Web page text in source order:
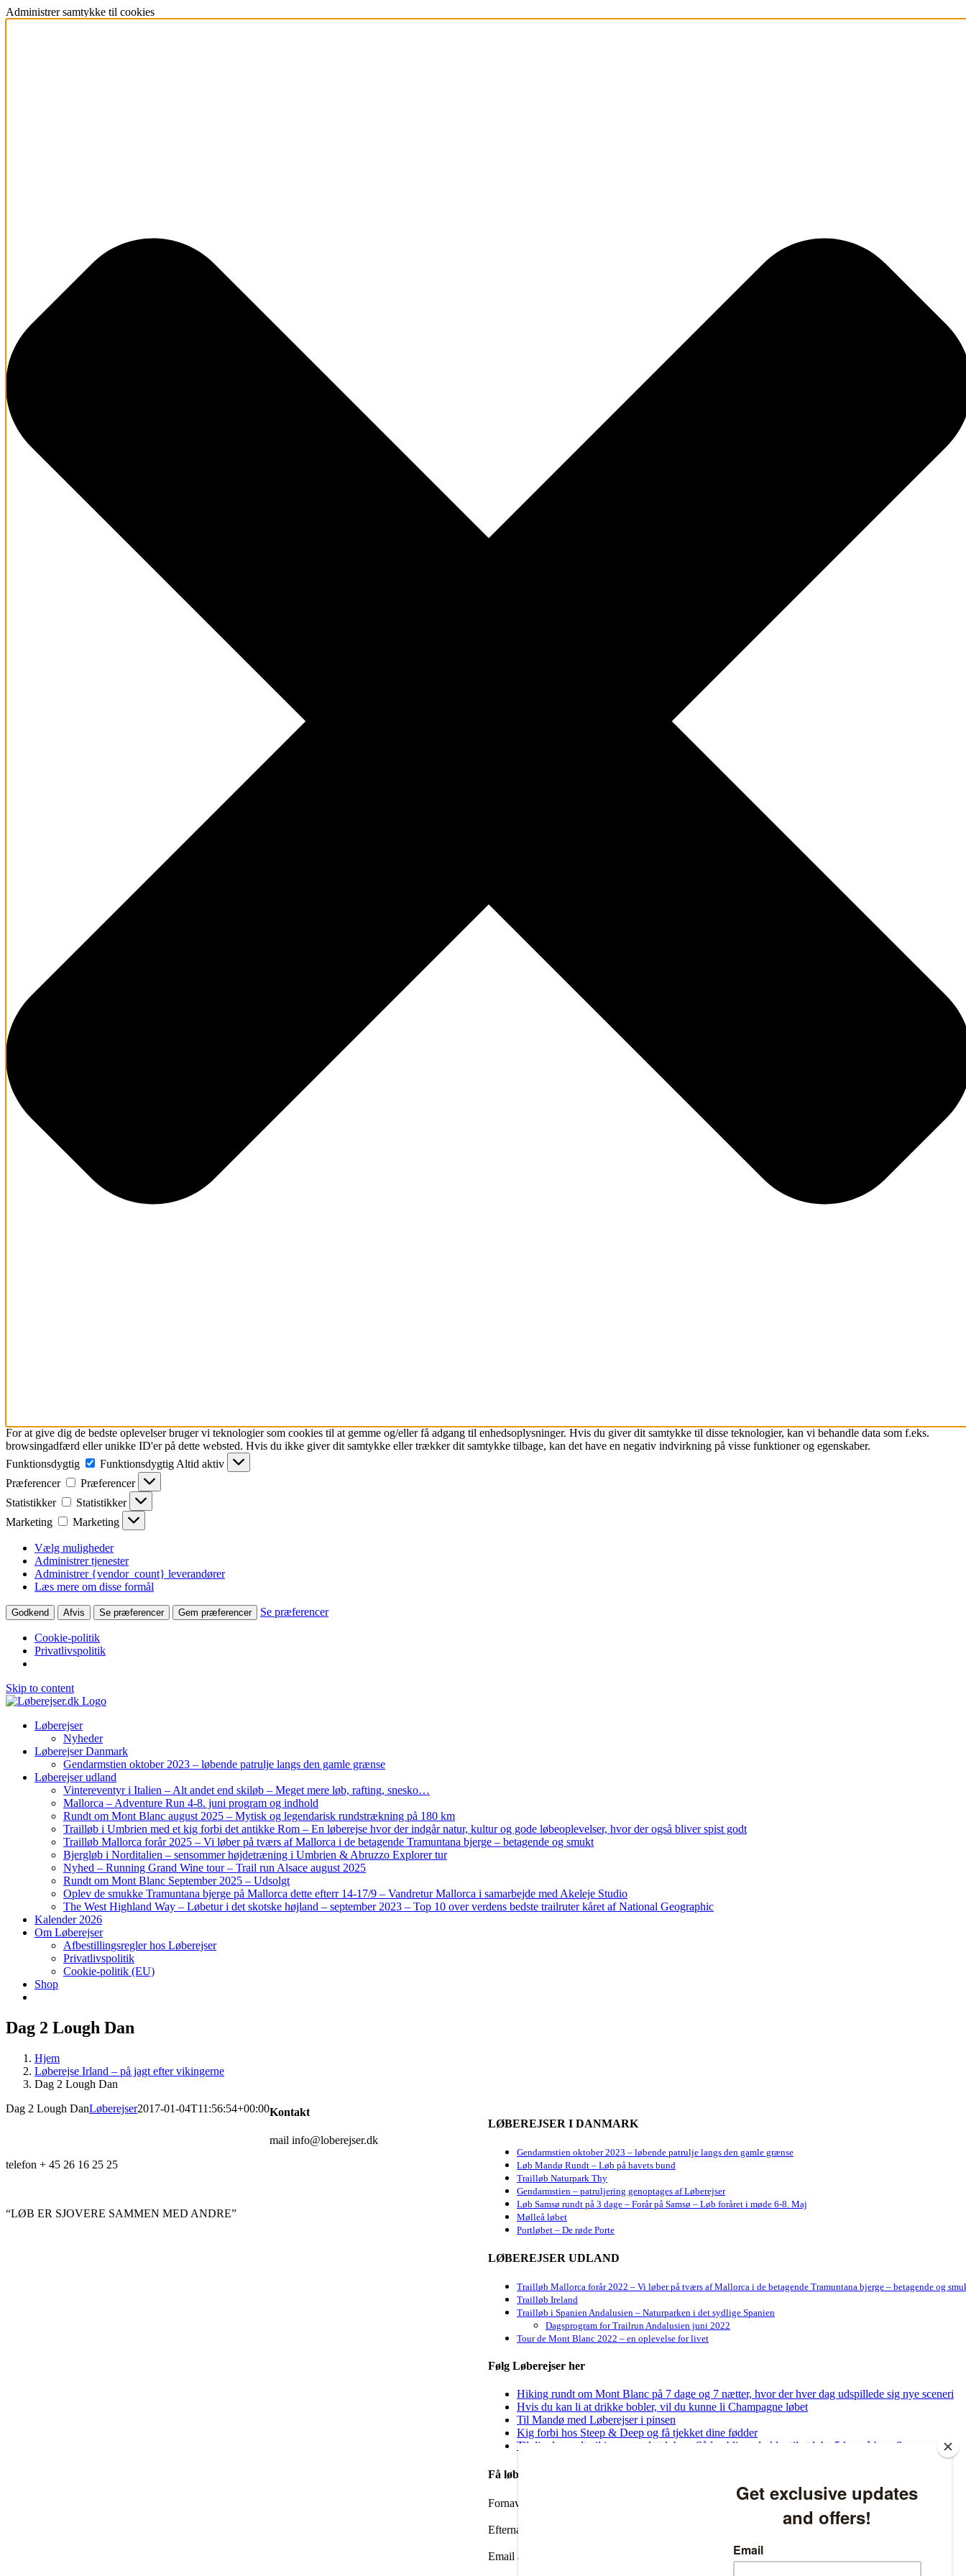
Administrer samtykke til cookies
For at give dig de bedste oplevelser bruger vi teknologier som cookies til at gemme og/eller få adgang til enhedsoplysninger. Hvis du giver dit samtykke til disse teknologier, kan vi behandle data som f.eks.
browsingadfærd eller unikke ID'er på dette websted. Hvis du ikke giver dit samtykke eller trækker dit samtykke tilbage, kan det have en negativ indvirkning på visse funktioner og egenskaber.
Funktionsdygtig
Funktionsdygtig Altid aktiv
Præferencer
Præferencer
Statistikker
Statistikker
Marketing
Marketing
Vælg muligheder
Administrer tjenester
Administrer {vendor_count} leverandører
Læs mere om disse formål
Godkend Afvis Se præferencer Gem præferencer Se præferencer
Cookie-politik
Privatlivspolitik
Skip to content
Løberejser
Nyheder
Løberejser Danmark
Gendarmstien oktober 2023 – løbende patrulje langs den gamle grænse
Løberejser udland
Vintereventyr i Italien – Alt andet end skiløb – Meget mere løb, rafting, snesko…
Mallorca – Adventure Run 4-8. juni program og indhold
Rundt om Mont Blanc august 2025 – Mytisk og legendarisk rundstrækning på 180 km
Trailløb i Umbrien med et kig forbi det antikke Rom – En løberejse hvor der indgår natur, kultur og gode løbeoplevelser, hvor der også bliver spist godt
Trailløb Mallorca forår 2025 – Vi løber på tværs af Mallorca i de betagende Tramuntana bjerge – betagende og smukt
Bjergløb i Norditalien – sensommer højdetræning i Umbrien & Abruzzo Explorer tur
Nyhed – Running Grand Wine tour – Trail run Alsace august 2025
Rundt om Mont Blanc September 2025 – Udsolgt
Oplev de smukke Tramuntana bjerge på Mallorca dette efterr 14-17/9 – Vandretur Mallorca i samarbejde med Akeleje Studio
The West Highland Way – Løbetur i det skotske højland – september 2023 – Top 10 over verdens bedste trailruter kåret af National Geographic
Kalender 2026
Om Løberejser
Afbestillingsregler hos Løberejser
Privatlivspolitik
Cookie-politik (EU)
Shop
Dag 2 Lough Dan
Hjem
Løberejse Irland – på jagt efter vikingerne
Dag 2 Lough Dan
Dag 2 Lough DanLøberejser2017-01-04T11:56:54+00:00
LØBEREJSER I DANMARK
Gendarmstien oktober 2023 – løbende patrulje langs den gamle grænse
Løb Mandø Rundt – Løb på havets bund
Trailløb Naturpark Thy
Gendarmstien – patruljering genoptages af Løberejser
Løb Samsø rundt på 3 dage – Forår på Samsø – Løb foråret i møde 6-8. Maj
Mølleå løbet
Portløbet – De røde Porte
LØBEREJSER UDLAND
Trailløb Mallorca forår 2022 – Vi løber på tværs af Mallorca i de betagende Tramuntana bjerge – betagende og
Trailløb Ireland
Trailløb i Spanien Andalusien – Naturparken i det sydlige Spanien
Dagsprogram for Trailrun Andalusien juni 2022
Tour de Mont Blanc 2022 – en oplevelse for livet
Følg Løberejser her
Hiking rundt om Mont Blanc på 7 dage og 7 nætter, hvor der hver dag udspillede sig nye sceneri
Hvis du kan li at drikke bobler, vil du kunne li Champagne løbet
Til Mandø med Løberejser i pinsen
Kig forbi hos Steep & Deep og få tjekket dine fødder
Til dig der godt vil igang med at løbe – Sådan bliver du klar til at løbe 5 km på bare 8 uger
Få løbenyheder i din mailbox
Fornavn
Efternavn
Email adresse:
Kontakt
mail info@loberejser.dk
telefon + 45 26 16 25 25
“LØB ER SJOVERE SAMMEN MED ANDRE”